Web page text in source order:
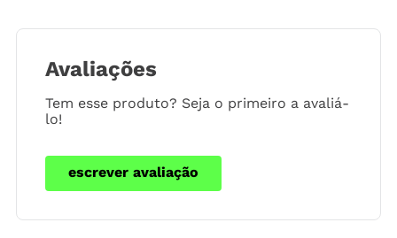
Avaliações
Tem esse produto? Seja o primeiro a avaliá-
lo!
escrever avaliação